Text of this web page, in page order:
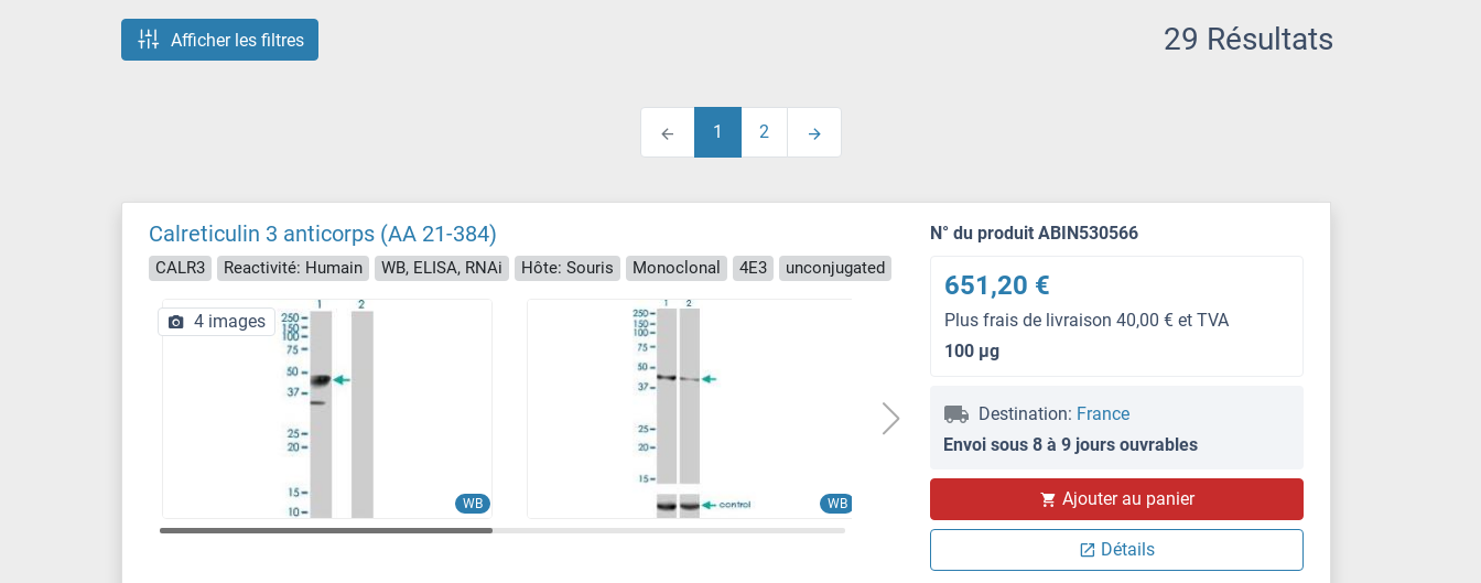
Afficher les filtres 29 Résultats
1 2
Calreticulin 3 anticorps (AA 21-384)
CALR3 Reactivité: Humain WB, ELISA, RNAi Hôte: Souris Monoclonal 4E3 unconjugated
WB WB
ELISA
4 images
N° du produit ABIN530566
651,20 €
Plus frais de livraison 40,00 € et TVA
100 μg
Destination: France
Envoi sous 8 à 9 jours ouvrables
Ajouter au panier
Détails